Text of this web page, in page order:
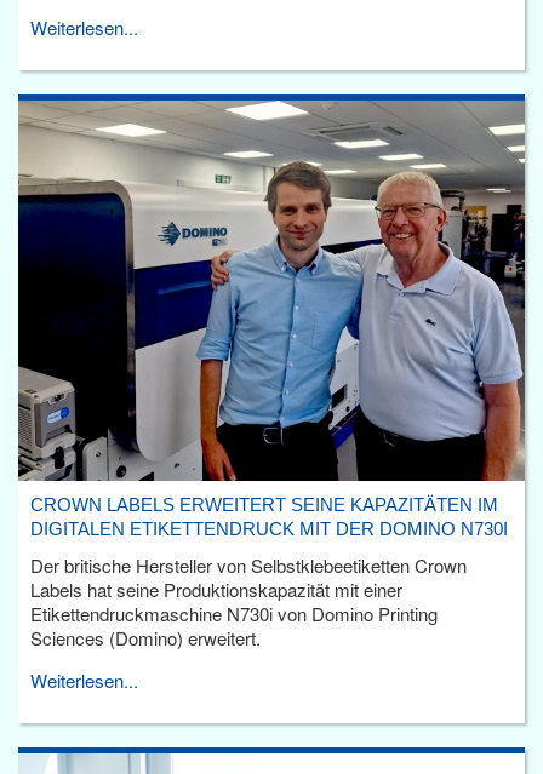
Weiterlesen...
CROWN LABELS ERWEITERT SEINE KAPAZITÄTEN IM
DIGITALEN ETIKETTENDRUCK MIT DER DOMINO N730I
Der britische Hersteller von Selbstklebeetiketten Crown
Labels hat seine Produktionskapazität mit einer
Etikettendruckmaschine N730i von Domino Printing
Sciences (Domino) erweitert.
Weiterlesen...